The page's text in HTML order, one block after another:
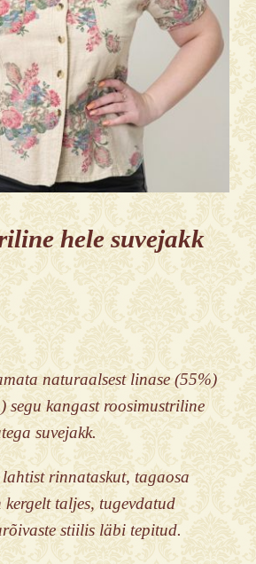
hele suvejakk
naturaalsest linase (55%)
segu kangast roosimustriline
suvejakk.
lahtist rinnataskut, tagaosa
kergelt taljes, tugevdatud
stiilis läbi tepitud.